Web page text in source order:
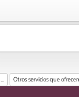
Otros servicios que